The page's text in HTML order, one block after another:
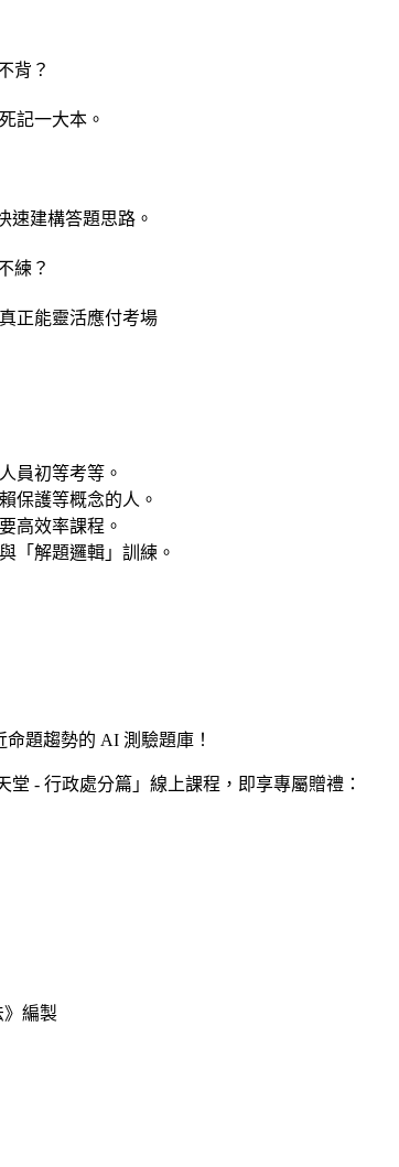
背？
記一大本。
速建構答題思路。
練？
正能靈活應付考場
員初等考等。
保護等概念的人。
高效率課程。
「解題邏輯」訓練。
題趨勢的 AI 測驗題庫！
堂 - 行政處分篇 」線上課程，即享專屬贈禮：
》編製